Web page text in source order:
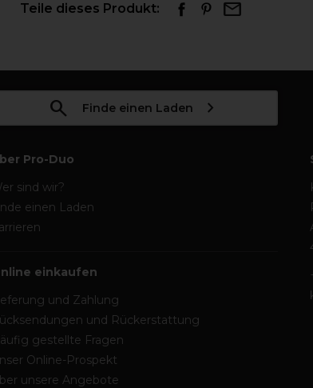
Teile dieses Produkt:
Finde einen Laden
Pro-Duo
sind wir?
einen Laden
einkaufen
und Zahlung
und Rückerstattung
gestellte Fragen
Online-Prospekt
unsere Angebote